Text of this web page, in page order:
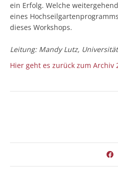
ein Erfolg. Welche
eines
dieses Workshops.
Leitung: Mandy Lutz,
Hier geht es zurück zum Archiv